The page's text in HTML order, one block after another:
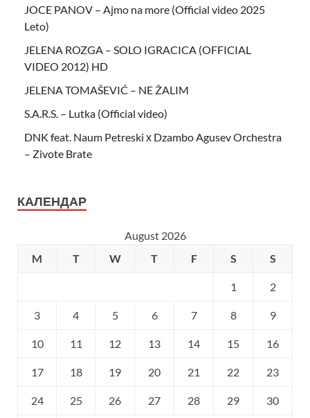
JOCE PANOV – Ajmo na more (Official video 2025
Leto)
JELENA ROZGA – SOLO IGRACICA (OFFICIAL
VIDEO 2012) HD
JELENA TOMAŠEVIĆ – NE ŽALIM
S.A.R.S. – Lutka (Official video)
DNK feat. Naum Petreski х Dzambo Agusev Orchestra
– Zivote Brate
КАЛЕНДАР
August 2026
M
T W T F S S
1 2
3 4 5 6 7 8 9
10 11 12 13 14 15 16
17 18 19 20 21 22 23
24 25 26 27 28 29 30